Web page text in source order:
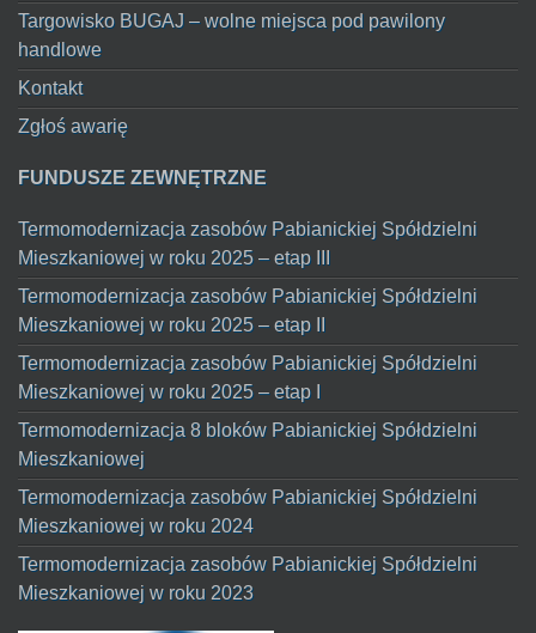
Targowisko BUGAJ – wolne miejsca pod pawilony
handlowe
Kontakt
Zgłoś awarię
FUNDUSZE ZEWNĘTRZNE
Termomodernizacja zasobów Pabianickiej Spółdzielni
Mieszkaniowej w roku 2025 – etap III
Termomodernizacja zasobów Pabianickiej Spółdzielni
Mieszkaniowej w roku 2025 – etap II
Termomodernizacja zasobów Pabianickiej Spółdzielni
Mieszkaniowej w roku 2025 – etap I
Termomodernizacja 8 bloków Pabianickiej Spółdzielni
Mieszkaniowej
Termomodernizacja zasobów Pabianickiej Spółdzielni
Mieszkaniowej w roku 2024
Termomodernizacja zasobów Pabianickiej Spółdzielni
Mieszkaniowej w roku 2023